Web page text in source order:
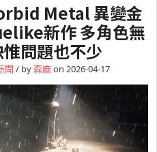
Metal 異變金
新作 多角色無
問題也不少
聞 / by森麻on 2026-04-17